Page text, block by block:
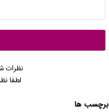
نظرات
لطفا
برچسب ها